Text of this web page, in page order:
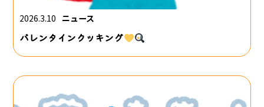
2026.3.10 ニュース
バレンタインクッキング